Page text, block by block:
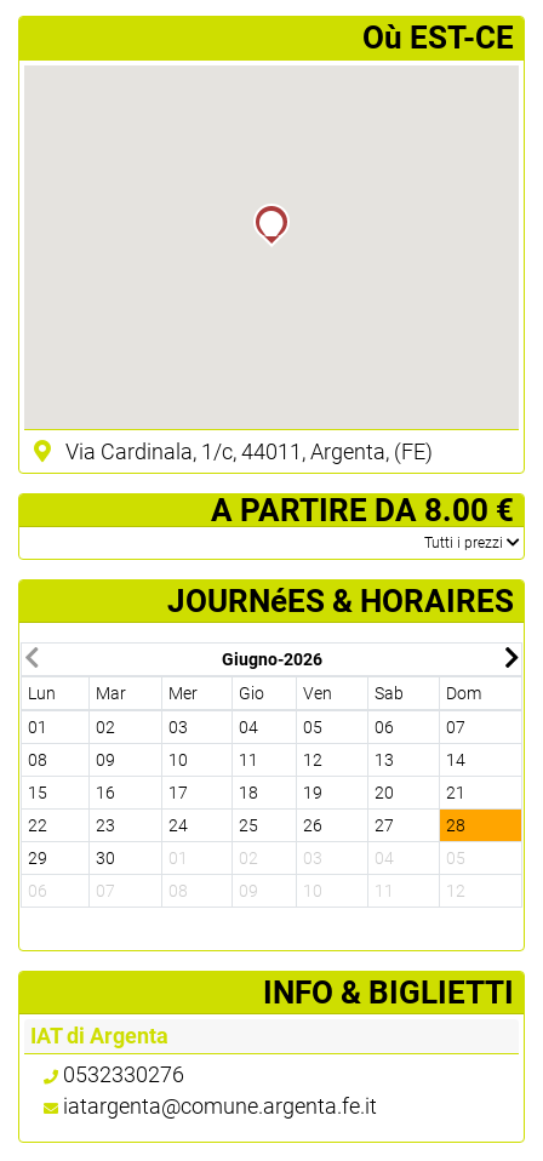
­Où EST-CE
Via Cardinala, 1/c, 44011, Argenta, (FE)
­ A PARTIRE DA 8.00 €
­Tutti i prezzi
JOURNéES & HORAIRES
Giugno-2026
Lun
Mar Mer Gio Ven Sab
Dom
01
02 03 04 05 06
07
08
09 10 11 12 13
14
15
16 17 18 19 20
21
22
23 24 25 26 27
28
29
30 01 02 03 04
05
06
07 08 09 10 11 12
­INFO & BIGLIETTI
IAT di Argenta
0532330276
iatargenta@comune.argenta.fe.it